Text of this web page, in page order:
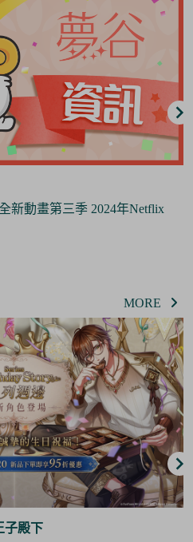
睡衣品牌『GELATO PIQUE』
夢們一起作美夢
MORE